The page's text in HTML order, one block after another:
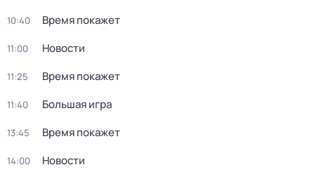
10:40 Время покажет
11:00 Новости
11:25 Время покажет
11:40 Большая игра
13:45 Время покажет
14:00 Новости